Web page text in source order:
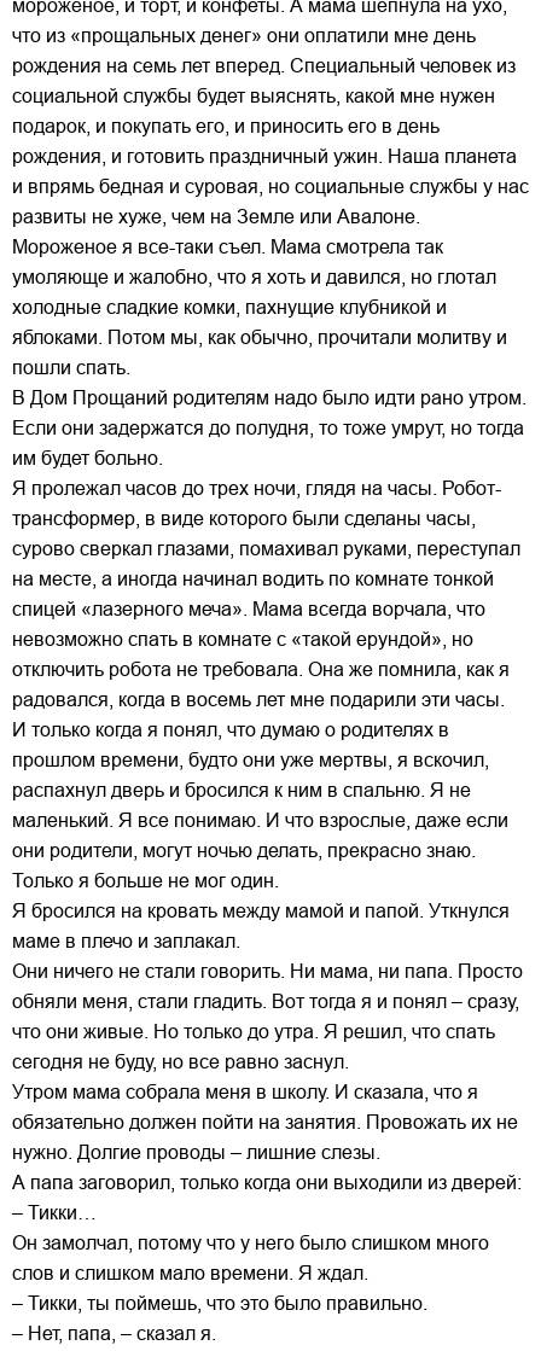
мороженое, и торт, и конфеты. А мама шепнула на ухо,
что из «прощальных денег» они оплатили мне день
рождения на семь лет вперед. Специальный человек из
социальной службы будет выяснять, какой мне нужен
подарок, и покупать его, и приносить его в день
рождения, и готовить праздничный ужин. Наша планета
и впрямь бедная и суровая, но социальные службы у нас
развиты не хуже, чем на Земле или Авалоне.
Мороженое я все-таки съел. Мама смотрела так
умоляюще и жалобно, что я хоть и давился, но глотал
холодные сладкие комки, пахнущие клубникой и
яблоками. Потом мы, как обычно, прочитали молитву и
пошли спать.
В Дом Прощаний родителям надо было идти рано утром.
Если они задержатся до полудня, то тоже умрут, но тогда
им будет больно.
Я пролежал часов до трех ночи, глядя на часы. Робот-
трансформер, в виде которого были сделаны часы,
сурово сверкал глазами, помахивал руками, переступал
на месте, а иногда начинал водить по комнате тонкой
спицей «лазерного меча». Мама всегда ворчала, что
невозможно спать в комнате с «такой ерундой», но
отключить робота не требовала. Она же помнила, как я
радовался, когда в восемь лет мне подарили эти часы.
И только когда я понял, что думаю о родителях в
прошлом времени, будто они уже мертвы, я вскочил,
распахнул дверь и бросился к ним в спальню. Я не
маленький. Я все понимаю. И что взрослые, даже если
они родители, могут ночью делать, прекрасно знаю.
Только я больше не мог один.
Я бросился на кровать между мамой и папой. Уткнулся
маме в плечо и заплакал.
Они ничего не стали говорить. Ни мама, ни папа. Просто
обняли меня, стали гладить. Вот тогда я и понял – сразу,
что они живые. Но только до утра. Я решил, что спать
сегодня не буду, но все равно заснул.
Утром мама собрала меня в школу. И сказала, что я
обязательно должен пойти на занятия. Провожать их не
нужно. Долгие проводы – лишние слезы.
А папа заговорил, только когда они выходили из дверей:
– Тикки…
Он замолчал, потому что у него было слишком много
слов и слишком мало времени. Я ждал.
– Тикки, ты поймешь, что это было правильно.
– Нет, папа, – сказал я.